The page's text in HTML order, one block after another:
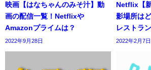
映画【はなちゃんのみそ汁】動
画の配信一覧！Netflixや
Amazonプライムは？
2022年9月28日
Netflix【
影場所は
レストラ
2022年2月7日